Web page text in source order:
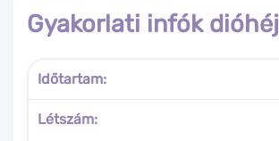
Gyakorlati infók
Időtartam:
Létszám: